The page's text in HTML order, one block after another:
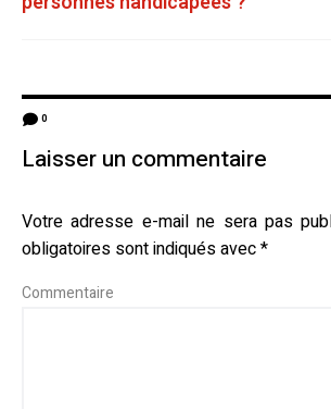
0
Laisser un commentaire
Votre adresse e-mail ne sera pas
obligatoires sont indiqués avec*